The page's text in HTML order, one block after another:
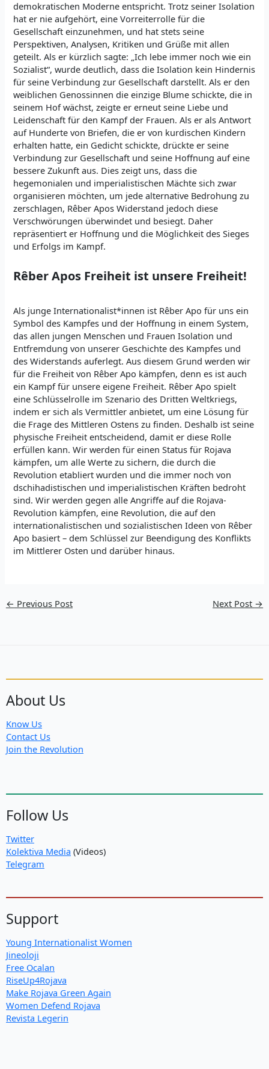
demokratischen Moderne entspricht. Trotz seiner Isolation
hat er nie aufgehört, eine Vorreiterrolle für die
Gesellschaft einzunehmen, und hat stets seine
Perspektiven, Analysen, Kritiken und Grüße mit allen
geteilt. Als er kürzlich sagte: „Ich lebe immer noch wie ein
Sozialist“, wurde deutlich, dass die Isolation kein Hindernis
für seine Verbindung zur Gesellschaft darstellt. Als er den
weiblichen Genossinnen die einzige Blume schickte, die in
seinem Hof wächst, zeigte er erneut seine Liebe und
Leidenschaft für den Kampf der Frauen. Als er als Antwort
auf Hunderte von Briefen, die er von kurdischen Kindern
erhalten hatte, ein Gedicht schickte, drückte er seine
Verbindung zur Gesellschaft und seine Hoffnung auf eine
bessere Zukunft aus. Dies zeigt uns, dass die
hegemonialen und imperialistischen Mächte sich zwar
organisieren möchten, um jede alternative Bedrohung zu
zerschlagen, Rêber Apos Widerstand jedoch diese
Verschwörungen überwindet und besiegt. Daher
repräsentiert er Hoffnung und die Möglichkeit des Sieges
und Erfolgs im Kampf.
Rêber Apos Freiheit ist unsere Freiheit!
Als junge Internationalist*innen ist Rêber Apo für uns ein
Symbol des Kampfes und der Hoffnung in einem System,
das allen jungen Menschen und Frauen Isolation und
Entfremdung von unserer Geschichte des Kampfes und
des Widerstands auferlegt. Aus diesem Grund werden wir
für die Freiheit von Rêber Apo kämpfen, denn es ist auch
ein Kampf für unsere eigene Freiheit. Rêber Apo spielt
eine Schlüsselrolle im Szenario des Dritten Weltkriegs,
indem er sich als Vermittler anbietet, um eine Lösung für
die Frage des Mittleren Ostens zu finden. Deshalb ist seine
physische Freiheit entscheidend, damit er diese Rolle
erfüllen kann. Wir werden für einen Status für Rojava
kämpfen, um alle Werte zu sichern, die durch die
Revolution etabliert wurden und die immer noch von
dschihadistischen und imperialistischen Kräften bedroht
sind. Wir werden gegen alle Angriffe auf die Rojava-
Revolution kämpfen, eine Revolution, die auf den
internationalistischen und sozialistischen Ideen von Rêber
Apo basiert – dem Schlüssel zur Beendigung des Konflikts
im Mittlerer Osten und darüber hinaus.
← Previous Post Next Post →
About Us
Know Us
Contact Us
Join the Revolution
Follow Us
Twitter
Kolektiva Media (Videos)
Telegram
Support
Young Internationalist Women
Jineoloji
Free Ocalan
RiseUp4Rojava
Make Rojava Green Again
Women Defend Rojava
Revista Legerin